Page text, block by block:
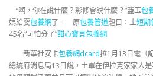
“啊，你在說什麼？彩修會說什麼？”藍玉包
媽給耍包養網了。 原包養管道題目：土短期
45名“可怕分子”甜心寶貝包養網
新華社安卡包養網dcard拉1月13日電（
總統府消息局13日說，土軍在伊拉克家家人